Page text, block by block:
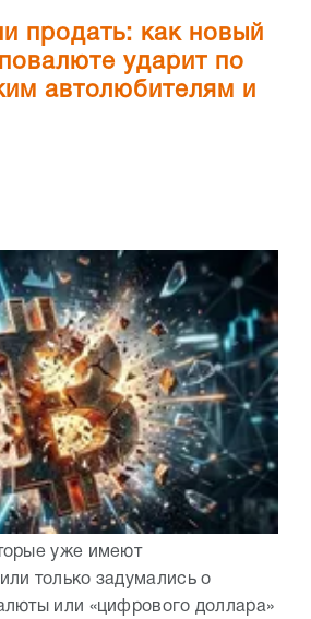
продать: как новый
ударит по
автолюбителям и
уже имеют
только задумались о
или «цифрового доллара»